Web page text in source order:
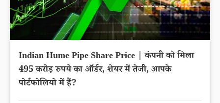
Indian Hume Pipe Share Price | कंपनी को मिला
495 करोड़ रुपये का ऑर्डर, शेयर में तेजी, आपके
पोर्टफोलियो में हैं?